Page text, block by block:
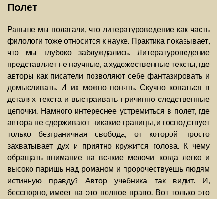
Полет
Раньше мы полагали, что литературоведение как часть
филологи тоже относится к науке. Практика показывает,
что мы глубоко заблуждались. Литературоведение
представляет не научные, а художественные тексты, где
авторы как писатели позволяют себе фантазировать и
домысливать. И их можно понять. Скучно копаться в
деталях текста и выстраивать причинно-следственные
цепочки. Намного интереснее устремиться в полет, где
автора не сдерживают никакие границы, и господствует
только безграничная свобода, от которой просто
захватывает дух и приятно кружится голова. К чему
обращать внимание на всякие мелочи, когда легко и
высоко паришь над романом и пророчествуешь людям
истинную правду? Автор учебника так видит. И,
бесспорно, имеет на это полное право. Вот только это